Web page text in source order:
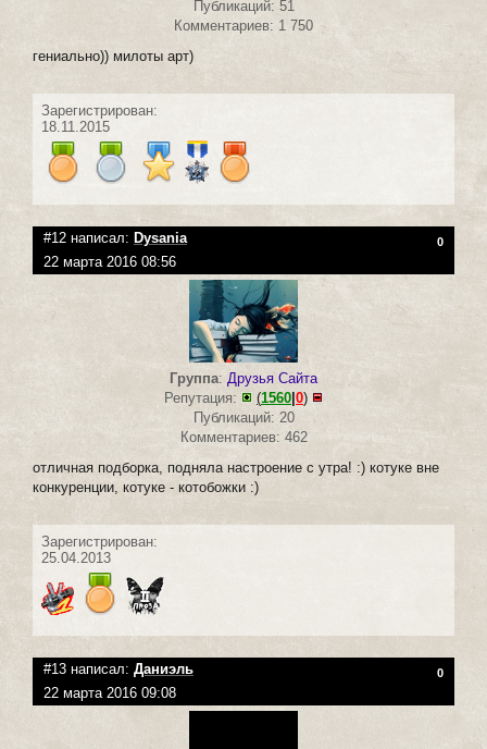
Публикаций: 51
Комментариев: 1 750
гениально)) милоты арт)
Зарегистрирован:
18.11.2015
#12 написал: Dysania 0
22 марта 2016 08:56
Группа: Друзья Сайта
Репутация:
(1560 0)
Публикаций: 20
Комментариев: 462
отличная подборка, подняла настроение с утра! :) котуке вне
конкуренции, котуке - котобожки :)
Зарегистрирован:
25.04.2013
#13 написал: Даниэль 0
22 марта 2016 09:08